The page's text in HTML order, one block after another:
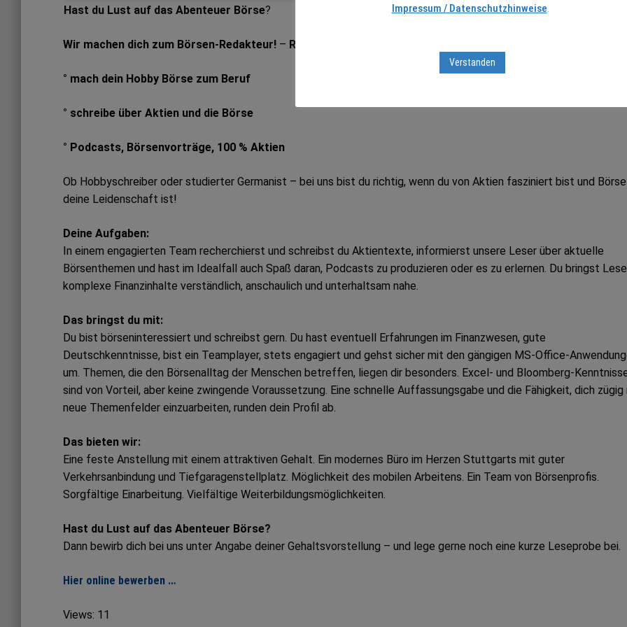
Hast du Lust auf das Abenteuer Börse?
Wir machen dich zum Börsen-Redakteur! – Redakteur (m/w/d) für Börsenthemen
° mach dein Hobby Börse zum Beruf
° schreibe über Aktien und die Börse
° Podcasts, Börsenvorträge, 100 % Aktien
Ob Hobbyschreiber oder studierter Germanist – bei uns bist du richtig, wenn du von Aktien fasziniert bist und Börse
deine Leidenschaft ist!
Deine Aufgaben:
In einem engagierten Team recherchierst und schreibst du Aktientexte, informierst unsere Leser über aktuelle
Börsenthemen und hast im Idealfall auch Spaß daran, Podcasts zu produzieren oder es zu erlernen. Du bringst
komplexe Finanzinhalte verständlich, anschaulich und unterhaltsam nahe.
Das bringst du mit:
Du bist börseninteressiert und schreibst gern. Du hast eventuell Erfahrungen im Finanzwesen, gute
Deutschkenntnisse, bist ein Teamplayer, stets engagiert und gehst sicher mit den gängigen MS-Office-
um. Themen, die den Börsenalltag der Menschen betreffen, liegen dir besonders. Excel- und Bloomberg-
sind von Vorteil, aber keine zwingende Voraussetzung. Eine schnelle Auffassungsgabe und die Fähigkeit, dich zügig
neue Themenfelder einzuarbeiten, runden dein Profil ab.
Das bieten wir:
Eine feste Anstellung mit einem attraktiven Gehalt. Ein modernes Büro im Herzen Stuttgarts mit guter
Verkehrsanbindung und Tiefgaragenstellplatz. Möglichkeit des mobilen Arbeitens. Ein Team von Börsenprofis.
Sorgfältige Einarbeitung. Vielfältige Weiterbildungsmöglichkeiten.
Hast du Lust auf das Abenteuer Börse?
Dann bewirb dich bei uns unter Angabe deiner Gehaltsvorstellung – und lege gerne noch eine kurze Leseprobe bei.
Hier online bewerben …
Views: 11
Impressum / Datenschutzhinweise
Verstanden